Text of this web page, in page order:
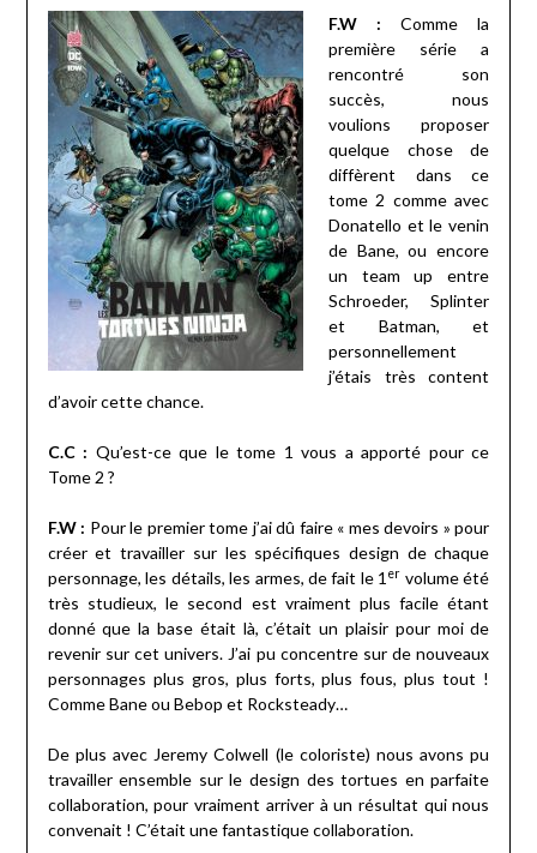
F.W : Comme la
première série a
rencontré son
succès, nous
voulions proposer
quelque chose de
diffèrent dans ce
tome 2 comme avec
Donatello et le venin
de Bane, ou encore
un team up entre
Schroeder, Splinter
et Batman, et
personnellement
j’étais très content
d’avoir cette chance.
C.C : Qu’est-ce que le tome 1 vous a apporté pour ce
Tome 2 ?
F.W : Pour le premier tome j’ai dû faire « mes devoirs » pour
créer et travailler sur les spécifiques design de chaque
personnage, les détails, les armes, de fait le 1 er volume été
très studieux, le second est vraiment plus facile étant
donné que la base était là, c’était un plaisir pour moi de
revenir sur cet univers. J’ai pu concentre sur de nouveaux
personnages plus gros, plus forts, plus fous, plus tout !
Comme Bane ou Bebop et Rocksteady…
De plus avec Jeremy Colwell (le coloriste) nous avons pu
travailler ensemble sur le design des tortues en parfaite
collaboration, pour vraiment arriver à un résultat qui nous
convenait ! C’était une fantastique collaboration.